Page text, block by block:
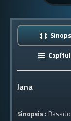
Jana
Sinopsis :